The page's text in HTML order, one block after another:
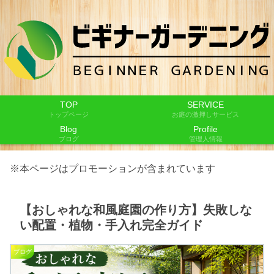
TOP
トップページ
SERVICE
お庭の激押しサービス
Blog
ブログ
Profile
管理人情報
※本ページはプロモーションが含まれています
【おしゃれな和風庭園の作り方】失敗しな
い配置・植物・手入れ完全ガイド
ブログ